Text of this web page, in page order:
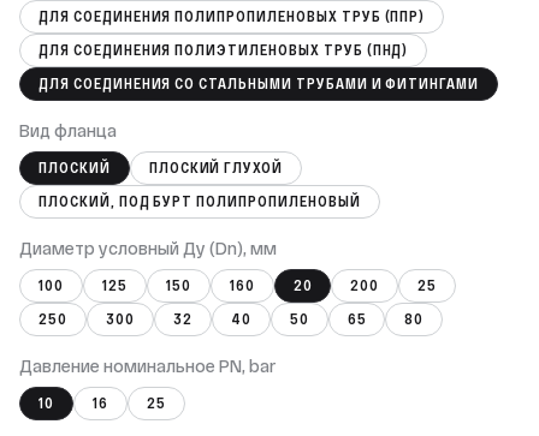
ДЛЯ СОЕДИНЕНИЯ ПОЛИПРОПИЛЕНОВЫХ ТРУБ (ППР)
ДЛЯ СОЕДИНЕНИЯ ПОЛИЭТИЛЕНОВЫХ ТРУБ (ПНД)
ДЛЯ СОЕДИНЕНИЯ СО СТАЛЬНЫМИ ТРУБАМИ И ФИТИНГАМИ
Вид фланца
ПЛОСКИЙ
ПЛОСКИЙ ГЛУХОЙ
ПЛОСКИЙ, ПОД БУРТ ПОЛИПРОПИЛЕНОВЫЙ
Диаметр условный Ду (Dn), мм
100 125 150 160 20 200
25
250
300 32 40 50 65 80
Давление номинальное PN, bar
10 16 25